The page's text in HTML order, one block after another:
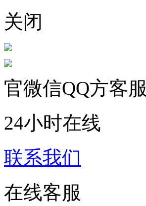
关闭
官微信QQ方客服
24小时在线
联系我们
在线客服